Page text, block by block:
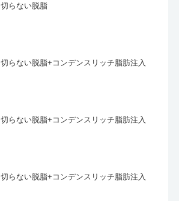
切らない脱脂
切らない脱脂+コンデンスリッチ脂肪注入
切らない脱脂+コンデンスリッチ脂肪注入
切らない脱脂+コンデンスリッチ脂肪注入